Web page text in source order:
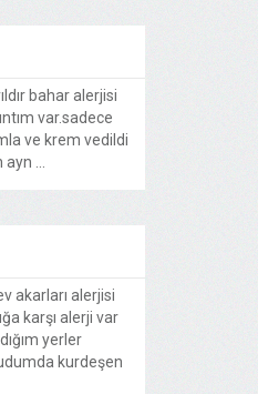
bahar alerjisi
var.sadece
ve krem vedildi
...
akarları alerjisi
karşı alerji var
yerler
kurdeşen